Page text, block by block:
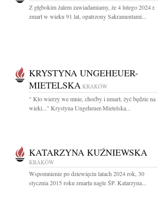
Z głębokim żalem zawiadamiamy, że 4 lutego 2024 r.
zmarł w wieku 91 lat, opatrzony Sakramentami...
KRYSTYNA UNGEHEUER-
MIETELSKA KRAKÓW
" Kto wierzy we mnie, choćby i umarł, żyć będzie na
wieki..." Krystyna Ungeheuer-Mietelska...
KATARZYNA KUŹNIEWSKA
KRAKÓW
Wspomnienie po dziewięciu latach 2024 rok, 30
stycznia 2015 roku zmarła nagle ŚP. Katarzyna...